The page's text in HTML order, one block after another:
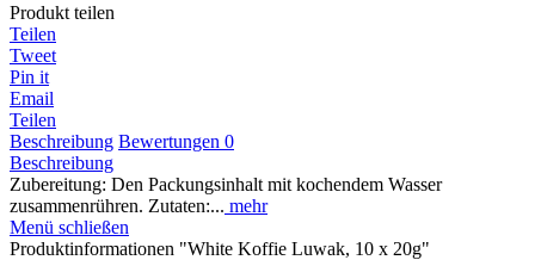
Produkt teilen
Teilen
Tweet
Pin it
Email
Teilen
Beschreibung Bewertungen 0
Beschreibung
Zubereitung: Den Packungsinhalt mit kochendem Wasser
zusammenrühren. Zutaten:... mehr
Menü schließen
Produktinformationen "White Koffie Luwak, 10 x 20g"